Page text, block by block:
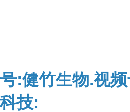
号:健竹生物.视
科技: